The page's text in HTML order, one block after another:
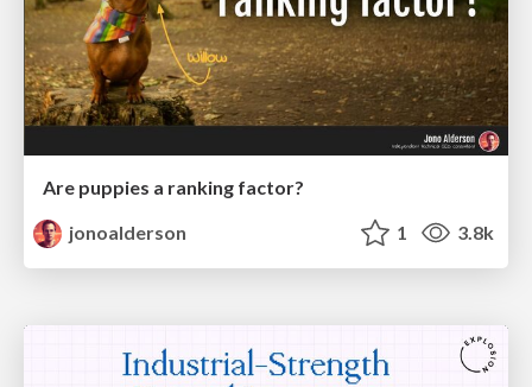
Are puppies a ranking factor?
jonoalderson
1 3.8k